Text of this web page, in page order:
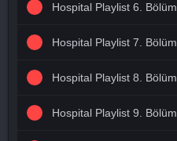
Hospital Playlist 6. Bölüm
Hospital Playlist 7. Bölüm
Hospital Playlist 8. Bölüm
Hospital Playlist 9. Bölüm